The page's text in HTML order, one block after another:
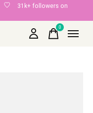
31k+ followers on
0items